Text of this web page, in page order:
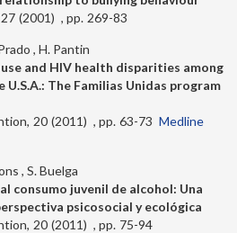
27 2001 269-83
H. Pantin
and HIV health disparities among
The Familias Unidas program
20 2011 63-73 Medline
S. Buelga
consumo juvenil de alcohol: Una
psicosocial y ecológica
20 2011 75-94